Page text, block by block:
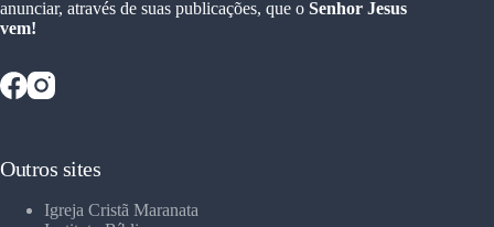
anunciar, através de suas publicações, que o Senhor Jesus
vem!
Outros sites
Igreja Cristã Maranata